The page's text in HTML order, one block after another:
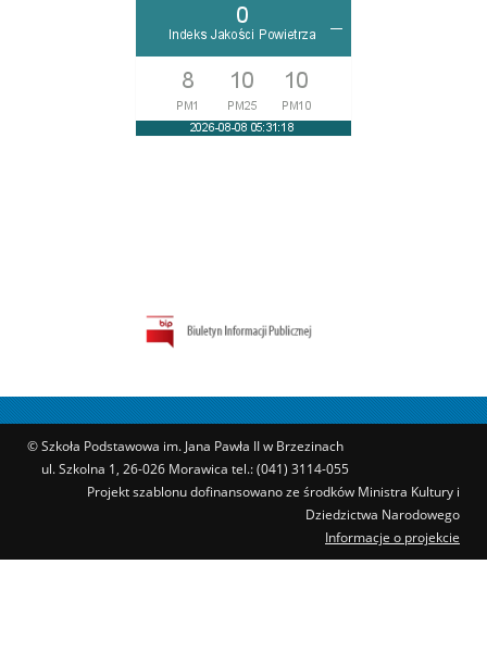
© Szkoła Podstawowa im. Jana Pawła II w Brzezinach
ul. Szkolna 1, 26-026 Morawica tel.: (041) 3114-055
Projekt szablonu dofinansowano ze środków Ministra Kultury i
Dziedzictwa Narodowego
Informacje o projekcie